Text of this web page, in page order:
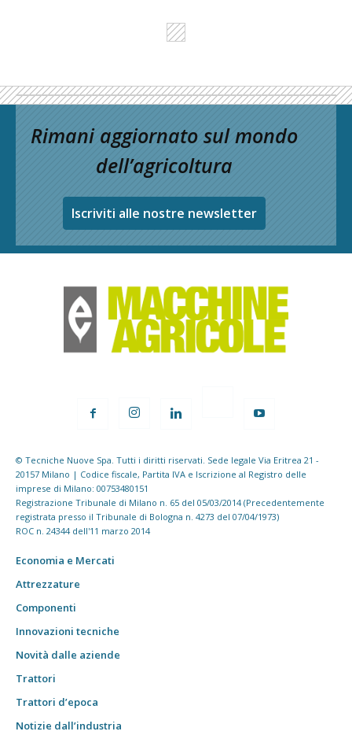
Rimani aggiornato sul mondo
dell’agricoltura
Iscriviti alle nostre newsletter
© Tecniche Nuove Spa. Tutti i diritti riservati. Sede legale Via Eritrea 21 -
20157 Milano | Codice fiscale, Partita IVA e Iscrizione al Registro delle
imprese di Milano: 00753480151
Registrazione Tribunale di Milano n. 65 del 05/03/2014 (Precedentemente
registrata presso il Tribunale di Bologna n. 4273 del 07/04/1973)
ROC n. 24344 dell'11 marzo 2014
Economia e Mercati
Attrezzature
Componenti
Innovazioni tecniche
Novità dalle aziende
Trattori
Trattori d’epoca
Notizie dall’industria